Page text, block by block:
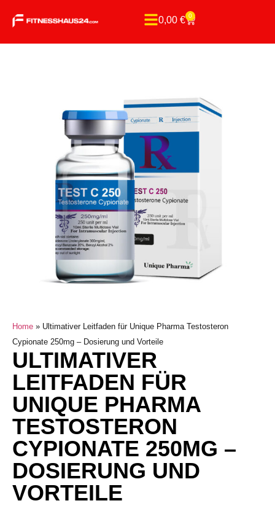
0,00 € 0
Home » Ultimativer Leitfaden für Unique Pharma Testosteron
Cypionate 250mg – Dosierung und Vorteile
ULTIMATIVER
LEITFADEN FÜR
UNIQUE PHARMA
TESTOSTERON
CYPIONATE 250MG –
DOSIERUNG UND
VORTEILE